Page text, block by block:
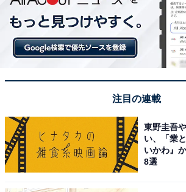
言葉だけでテンションが上がる。味も
（40代女性／埼玉県）、「ホールケー
し、チーズが濃厚で美味しいから」（
県）といった声が集まりました。
※回答者からのコメントは原文ママです
※記事内容は執筆時点のものです。最
ください
注目の連載
東野圭吾
い、「業
いかわ』
8選